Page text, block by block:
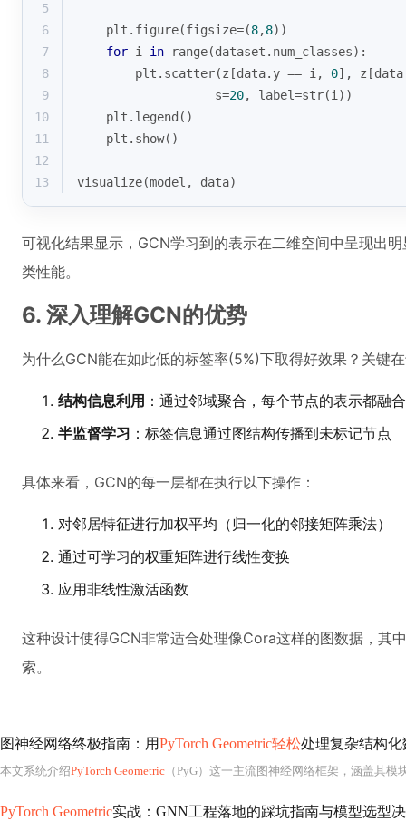
5
6
    plt.figure(figsize=(
8,8))
7
for i in range(dataset.num_classes):
8
        plt.scatter(z[data.y == i,
0],
9
                   s=
20, label=str(i))
10
    plt.legend()
11
    plt.show()
12
13
visualize(model, data)
可视化结果显示，GCN学习到的表示在二维空间中呈现出
类性能。
6. 深入理解GCN的优势
为什么GCN能在如此低的标签率(5%)下取得好效果？关键
结构信息利用 ：通过邻域聚合，每个节点的表示都融
半监督学习 ：标签信息通过图结构传播到未标记节点
具体来看，GCN的每一层都在执行以下操作：
对邻居特征进行加权平均（归一化的邻接矩阵乘法）
通过可学习的权重矩阵进行线性变换
应用非线性激活函数
这种设计使得GCN非常适合处理像Cora这样的图数据，其
索。
图神经网络终极指南：用PyTorch Geometric轻松处理复杂结构化
本文系统介绍PyTorch Geometric （PyG）这一主流图神经网络框架，涵盖其
PyTorch Geometric实战：GNN工程落地的踩坑指南与模型选型